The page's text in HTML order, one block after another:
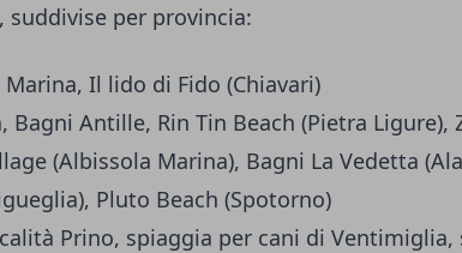
, suddivise per provincia:
Marina, Il lido di Fido (Chiavari)
Bagni Antille, Rin Tin Beach (Pietra Ligure),
(Albissola Marina), Bagni La Vedetta
Pluto Beach (Spotorno)
Prino, spiaggia per cani di Ventimiglia,